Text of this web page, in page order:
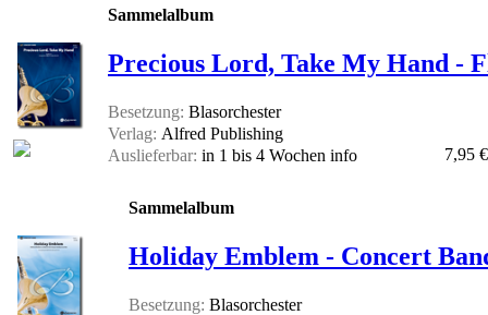
Sammelalbum
Precious Lord, Take My Hand -
Besetzung: Blasorchester
Verlag: Alfred Publishing
Auslieferbar: in 1 bis 4 Wochen info 7,95 €
Sammelalbum
Holiday Emblem - Concert
Besetzung: Blasorchester